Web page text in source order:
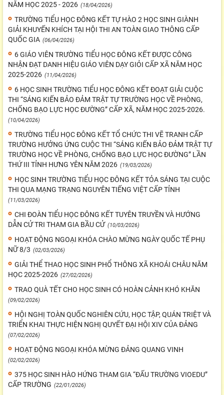
NĂM HỌC 2025 - 2026 (18/04/2026)
TRƯỜNG TIỂU HỌC ĐÔNG KẾT TỰ HÀO 2 HỌC SINH GIÀNH
GIẢI KHUYẾN KHÍCH TẠI HỘI THI AN TOÀN GIAO THÔNG CẤP
QUỐC GIA (06/04/2026)
6 GIÁO VIÊN TRƯỜNG TIỂU HỌC ĐÔNG KẾT ĐƯỢC CÔNG
NHẬN ĐẠT DANH HIỆU GIÁO VIÊN DẠY GIỎI CẤP XÃ NĂM HỌC
2025-2026 (11/04/2026)
6 HỌC SINH TRƯỜNG TIỂU HỌC ĐÔNG KẾT ĐOẠT GIẢI CUỘC
THI “SÁNG KIẾN BẢO ĐẢM TRẬT TỰ TRƯỜNG HỌC VỀ PHÒNG,
CHỐNG BẠO LỰC HỌC ĐƯỜNG” CẤP XÃ, NĂM HỌC 2025-2026.
(10/04/2026)
TRƯỜNG TIỂU HỌC ĐÔNG KẾT TỔ CHỨC THI VẼ TRANH CẤP
TRƯỜNG HƯỞNG ỨNG CUỘC THI “SÁNG KIẾN BẢO ĐẢM TRẬT TỰ
TRƯỜNG HỌC VỀ PHÒNG, CHỐNG BẠO LỰC HỌC ĐƯỜNG” LẦN
THỨ III TỈNH HƯNG YÊN NĂM 2026 (19/03/2026)
HỌC SINH TRƯỜNG TIỂU HỌC ĐÔNG KẾT TỎA SÁNG TẠI CUỘC
THI QUA MẠNG TRẠNG NGUYÊN TIẾNG VIỆT CẤP TỈNH
(11/03/2026)
CHI ĐOÀN TIỂU HỌC ĐÔNG KẾT TUYÊN TRUYỀN VÀ HƯỚNG
DẪN CỬ TRI THAM GIA BẦU CỬ (10/03/2026)
HOẠT ĐỘNG NGOẠI KHÓA CHÀO MỪNG NGÀY QUỐC TẾ PHỤ
NỮ 8/3 (02/03/2026)
GIẢI THỂ THAO HỌC SINH PHỔ THÔNG XÃ KHOÁI CHÂU NĂM
HỌC 2025-2026 (27/02/2026)
TRAO QUÀ TẾT CHO HỌC SINH CÓ HOÀN CẢNH KHÓ KHĂN
(09/02/2026)
HỘI NGHỊ TOÀN QUỐC NGHIÊN CỨU, HỌC TẬP, QUÁN TRIỆT VÀ
TRIỂN KHAI THỰC HIỆN NGHỊ QUYẾT ĐẠI HỘI XIV CỦA ĐẢNG
(07/02/2026)
HOẠT ĐỘNG NGOẠI KHÓA MỪNG ĐẢNG QUANG VINH
(02/02/2026)
375 HỌC SINH HÀO HỨNG THAM GIA “ĐẤU TRƯỜNG VIOEDU”
CẤP TRƯỜNG (22/01/2026)